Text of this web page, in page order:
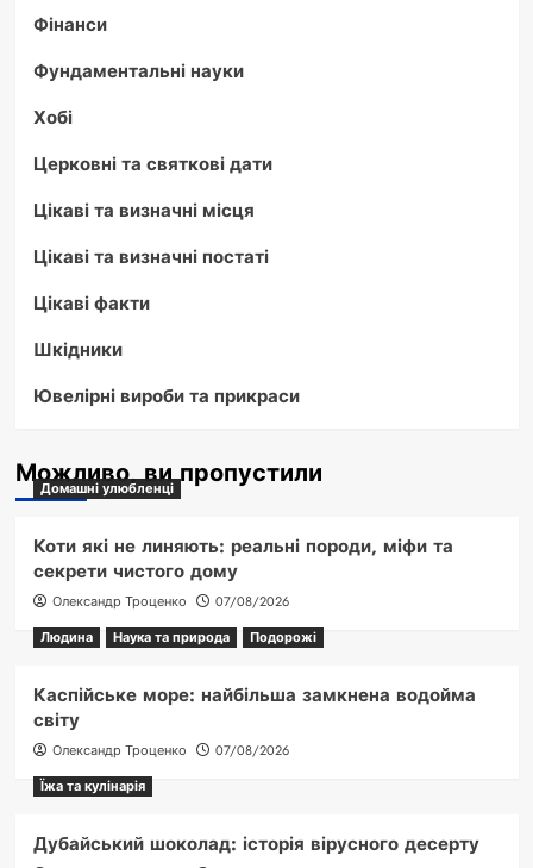
Фінанси
Фундаментальні науки
Хобі
Церковні та святкові дати
Цікаві та визначні місця
Цікаві та визначні постаті
Цікаві факти
Шкідники
Ювелірні вироби та прикраси
Можливо, ви пропустили
Домашні улюбленці
Коти які не линяють: реальні породи, міфи та
секрети чистого дому
Олександр Троценко
07/08/2026
Людина
Наука та природа Подорожі
Каспійське море: найбільша замкнена водойма
світу
Олександр Троценко
07/08/2026
Їжа та кулінарія
Дубайський шоколад: історія вірусного десерту